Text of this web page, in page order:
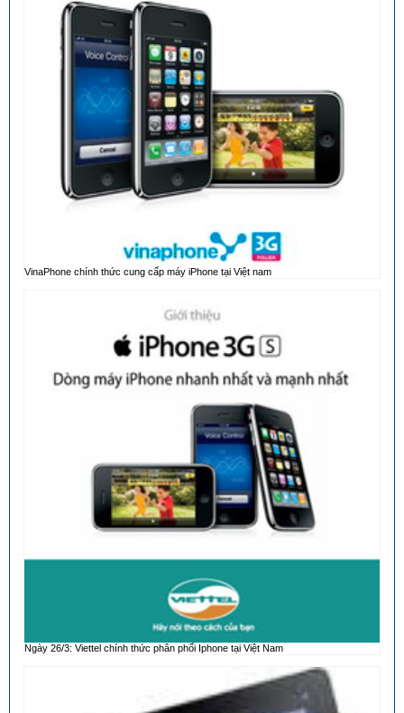
VinaPhone chính thức cung cấp máy iPhone tại Việt nam
Ngày 26/3: Viettel chính thức phân phối Iphone tại Việt Nam